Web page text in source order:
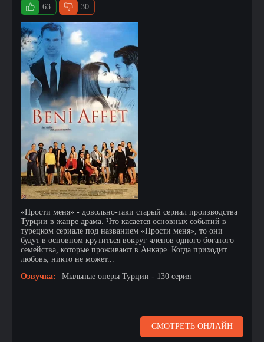
63 30
«Прости меня» - довольно-таки старый сериал производства
Турции в жанре драма. Что касается основных событий в
турецком сериале под названием «Прости меня», то они
будут в основном крутиться вокруг членов одного богатого
семейства, которые проживают в Анкаре. Когда приходит
любовь, никто не может...
Озвучка:
Мыльные оперы Турции - 130 серия
СМОТРЕТЬ ОНЛАЙН